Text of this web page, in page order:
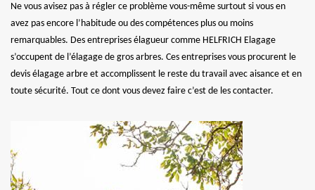
Ne vous avisez pas à régler ce problème vous-même surtout si vous en
avez pas encore l’habitude ou des compétences plus ou moins
remarquables. Des entreprises élagueur comme HELFRICH Elagage
s’occupent de l’élagage de gros arbres. Ces entreprises vous procurent le
devis élagage arbre et accomplissent le reste du travail avec aisance et en
toute sécurité. Tout ce dont vous devez faire c’est de les contacter.